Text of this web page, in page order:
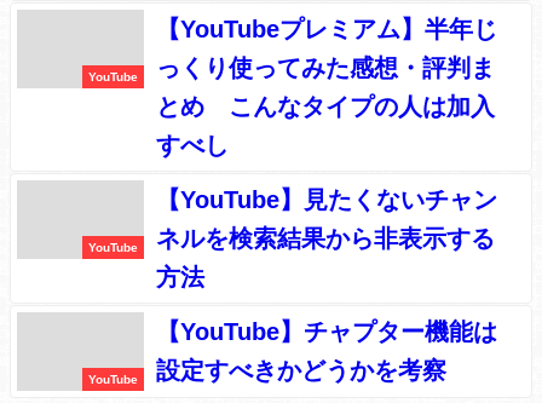
YouTube
【YouTubeプレミアム】半年じ
っくり使ってみた感想・評判ま
とめ こんなタイプの人は加入
すべし
YouTube
【YouTube】見たくないチャン
ネルを検索結果から非表示する
方法
YouTube
【YouTube】チャプター機能は
設定すべきかどうかを考察